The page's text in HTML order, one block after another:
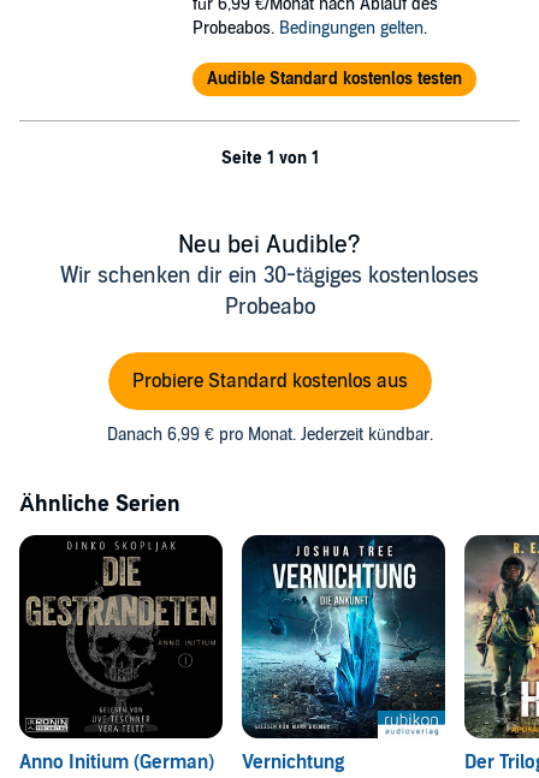
für 6,99 €/Monat nach Ablauf des
Probeabos. Bedingungen gelten.
Audible Standard kostenlos testen
Seite 1 von 1
Neu bei Audible?
Wir schenken dir ein 30-tägiges kostenloses
Probeabo
Probiere Standard kostenlos aus
Danach 6,99 € pro Monat. Jederzeit kündbar.
Ähnliche Serien
Anno Initium (German)
Vernichtung
Der